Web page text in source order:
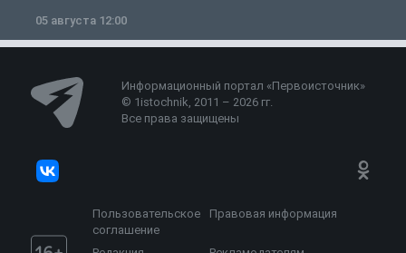
05 августа 12:00
Информационный портал «Первоисточник»
© 1istochnik, 2011 – 2026 гг.
Все права защищены
Пользовательское
соглашение
Правовая информация